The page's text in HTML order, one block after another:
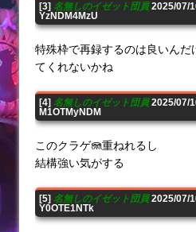
[3] 名無しのイゼット団員2025/07/
YzNDM4MzU
特殊枠で再録するのは良いんだ
てくれないかね
[4] 名無しのイゼット団員2025/07/
M1OTMyNDM
このクラゲ🪼重ねれるし
結構強い気がする
[5] 名無しのイゼット団員2025/07/
Y0OTE1NTk